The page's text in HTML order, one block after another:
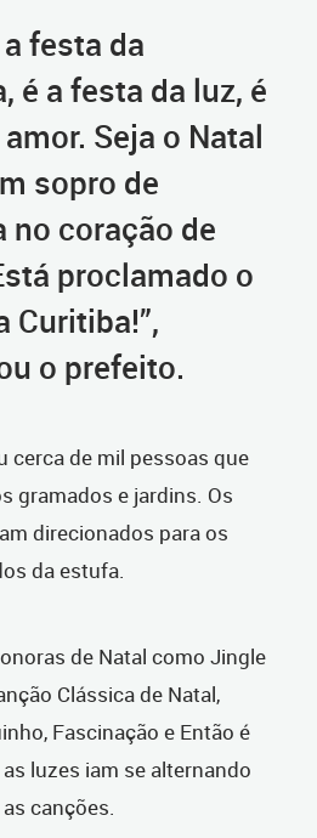
a festa da
é a festa da luz, é
Seja o Natal
sopro de
no coração de
proclamado o
Curitiba!”,
o prefeito.
cerca de mil pessoas que
gramados e jardins. Os
direcionados para os
da estufa.
de Natal como Jingle
Clássica de Natal,
Fascinação e Então é
luzes iam se alternando
canções.